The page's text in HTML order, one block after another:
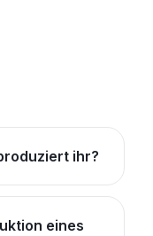
ihr?
eines